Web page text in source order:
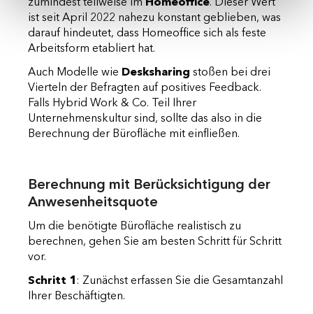
zumindest teilweise im Homeoffice. Dieser Wert
ist seit April 2022 nahezu konstant geblieben, was
darauf hindeutet, dass Homeoffice sich als feste
Arbeitsform etabliert hat.
Auch Modelle wie Desksharing stoßen bei drei
Vierteln der Befragten auf positives Feedback.
Falls Hybrid Work & Co. Teil Ihrer
Unternehmenskultur sind, sollte das also in die
Berechnung der Bürofläche mit einfließen.
Berechnung mit Berücksichtigung der
Anwesenheitsquote
Um die benötigte Bürofläche realistisch zu
berechnen, gehen Sie am besten Schritt für Schritt
vor.
Schritt 1 : Zunächst erfassen Sie die Gesamtanzahl
Ihrer Beschäftigten.